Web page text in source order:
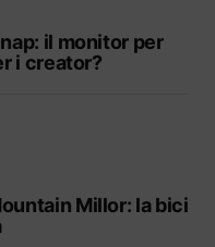
il monitor per
i creator?
Millor: la bici